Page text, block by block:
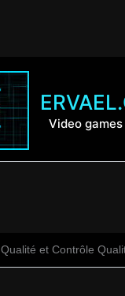
Video games
et Contrôle